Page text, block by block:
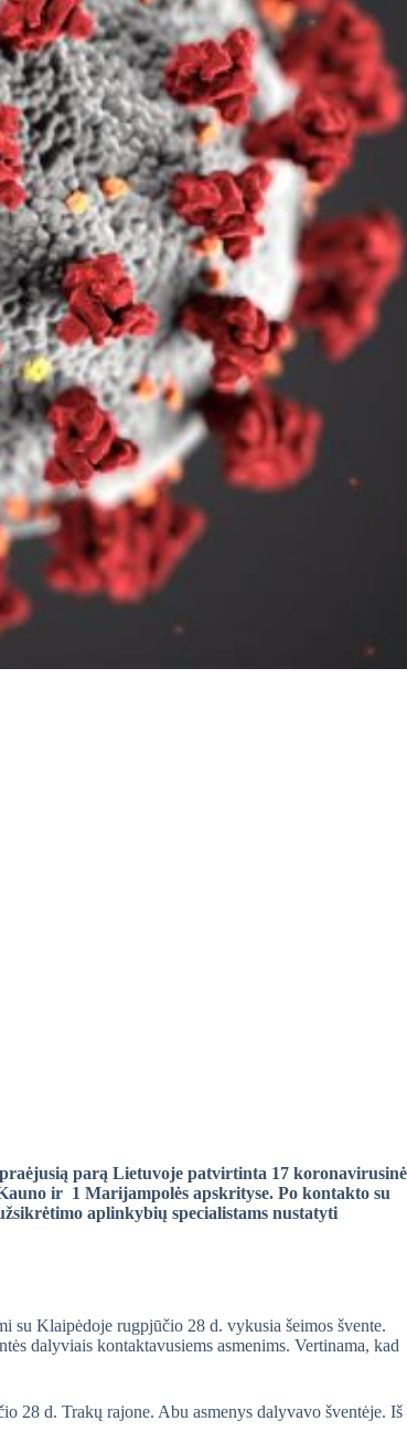
parą Lietuvoje patvirtinta 17
ir 1 Marijampolės apskrityse. Po kontakto su
aplinkybių specialistams nustatyti
su Klaipėdoje rugpjūčio 28 d. vykusia šeimos švente.
dalyviais kontaktavusiems asmenims. Vertinama, kad
28 d. Trakų rajone. Abu asmenys dalyvavo šventėje. Iš